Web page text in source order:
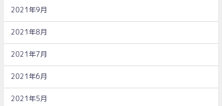
2021年9月
2021年8月
2021年7月
2021年6月
2021年5月